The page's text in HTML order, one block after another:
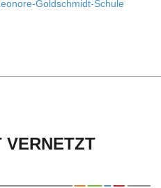
Goldschmidt-Schule
VERNETZT